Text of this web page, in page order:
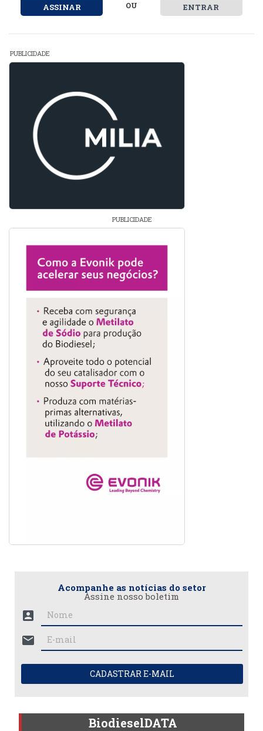
ASSINAR OU ENTRAR
PUBLICIDADE
PUBLICIDADE
Acompanhe as notícias do setor
Assine nosso boletim
account_box
mail
CADASTRAR E-MAIL
BiodieselDATA